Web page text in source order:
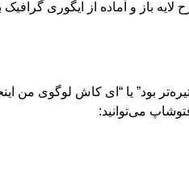
باز و آماده از ایگوری
می‌توانید: